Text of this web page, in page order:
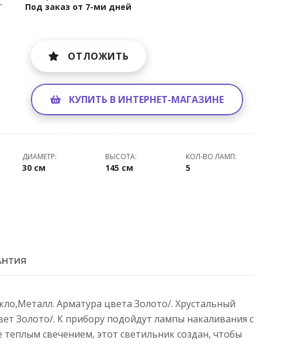
Под заказ от 7-ми дней
ОТЛОЖИТЬ
КУПИТЬ В ИНТЕРНЕТ-МАГАЗИНЕ
ДИАМЕТР:
30 см
ВЫСОТА:
145 см
КОЛ-ВО ЛАМП:
5
Арматура цвета Золото/. Хрустальный
Золото/. К прибору подойдут лампы накаливания с
свечением, этот светильник создан, чтобы